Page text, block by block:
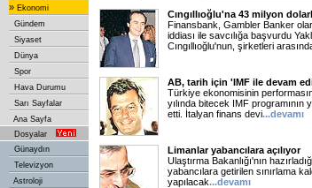
» Ekonomi
Gündem
Siyaset
Dünya
Spor
Hava Durumu
Sarı Sayfalar
Ana Sayfa
Dosyalar
Günaydın
Televizyon
Astroloji
Cıngıllıoğlu'na 43 milyon
Finansbank, Gambler Banker
iddiası ile savcılığa başvurdu
Cıngıllıoğlu'nun, şirketleri
AB, tarih için 'IMF ile devam
Türkiye ekonomisinin
yılında bitecek IMF
etti. İtalyan finans devi...devamı
Limanlar yabancılara açılıyor
Ulaştırma Bakanlığı'nın
yabancılara getirilen sınırlama
yapılacak...devamı